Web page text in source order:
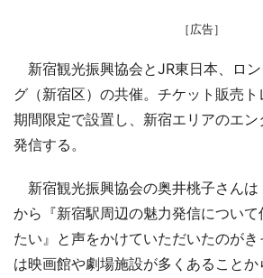
［広告］
新宿観光振興協会とJR東日本、ロ
グ（新宿区）の共催。チケット販売
期間限定で設置し、新宿エリアのエ
発信する。
新宿観光振興協会の奥井桃子さんは
から『新宿駅周辺の魅力発信につい
たい』と声をかけていただいたのが
は映画館や劇場施設が多くあること